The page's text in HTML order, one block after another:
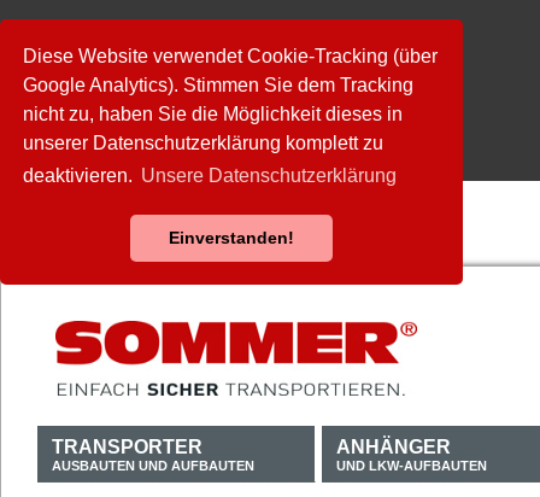
Diese Website verwendet Cookie-Tracking (über
Google Analytics). Stimmen Sie dem Tracking
nicht zu, haben Sie die Möglichkeit dieses in
unserer Datenschutzerklärung komplett zu
deaktivieren. Unsere Datenschutzerklärung
Einverstanden!
TRANSPORTER
AUSBAUTEN UND AUFBAUTEN
ANHÄNGER
UND LKW-AUFBAUTEN